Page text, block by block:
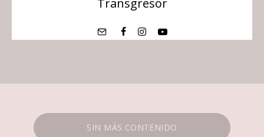
SIN MÁS CONTENIDO